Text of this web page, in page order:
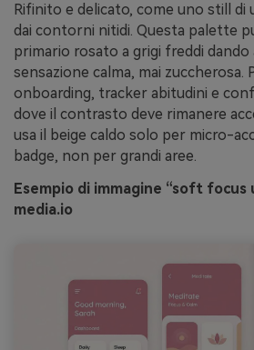
Rifinito e delicato, come uno still
dai contorni nitidi. Questa palette
primario rosato a grigi freddi dando
sensazione calma, mai zuccherosa.
onboarding, tracker abitudini e
dove il contrasto deve rimanere
usa il beige caldo solo per micro-
badge, non per grandi aree.
Esempio di immagine “soft focus
media.io